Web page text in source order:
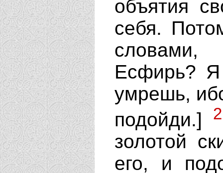
объятия
себя.
Есфирь? Я
умрешь,
подойди.]
2
золотой
его, и